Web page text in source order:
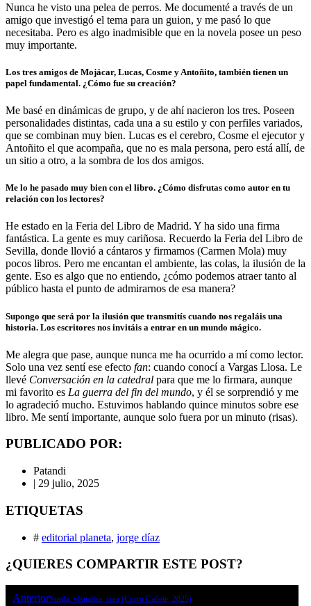
Nunca he visto una pelea de perros. Me documenté a través de un
amigo que investigó el tema para un guion, y me pasó lo que
necesitaba. Pero es algo inadmisible que en la novela posee un peso
muy importante.
Los tres amigos de Mojácar, Lucas, Cosme y Antoñito, también tienen un
papel fundamental. ¿Cómo fue su creación?
Me basé en dinámicas de grupo, y de ahí nacieron los tres. Poseen
personalidades distintas, cada una a su estilo y con perfiles variados,
que se combinan muy bien. Lucas es el cerebro, Cosme el ejecutor y
Antoñito el que acompaña, que no es mala persona, pero está allí, de
un sitio a otro, a la sombra de los dos amigos.
Me lo he pasado muy bien con el libro. ¿Cómo disfrutas como autor en tu
relación con los lectores?
He estado en la Feria del Libro de Madrid. Y ha sido una firma
fantástica. La gente es muy cariñosa. Recuerdo la Feria del Libro de
Sevilla, donde llovió a cántaros y firmamos (Carmen Mola) muy
pocos libros. Pero me encantan el ambiente, las colas, la ilusión de la
gente. Eso es algo que no entiendo, ¿cómo podemos atraer tanto al
público hasta el punto de admirarnos de esa manera?
Supongo que será por la ilusión que transmitís cuando nos regaláis una
historia. Los escritores nos invitáis a entrar en un mundo mágico.
Me alegra que pase, aunque nunca me ha ocurrido a mí como lector.
Solo una vez sentí ese efecto fan: cuando conocí a Vargas Llosa. Le
llevé Conversación en la catedral para que me lo firmara, aunque
mi favorito es La guerra del fin del mundo, y él se sorprendió y me
lo agradeció mucho. Estuvimos hablando quince minutos sobre ese
libro. Me sentí importante, aunque solo fuera por un minuto (risas).
PUBLICADO POR:
Patandi
| 29 julio, 2025
ETIQUETAS
# editorial planeta, jorge díaz
¿QUIERES COMPARTIR ESTE POST?
AnteriorSueña, visualiza, crea (Curro Cañete, 2025)